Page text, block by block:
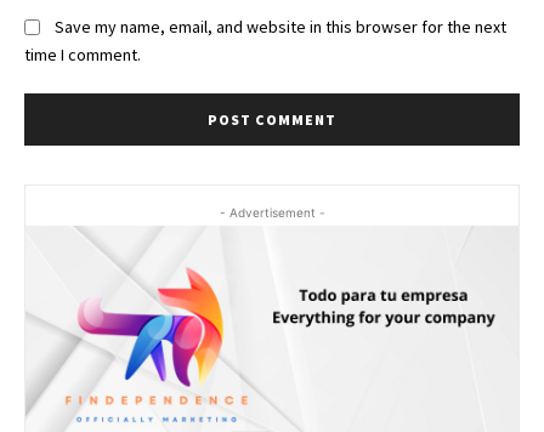
Save my name, email, and website in this browser for the next
time I comment.
- Advertisement -